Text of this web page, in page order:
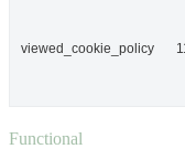
viewed_cookie_policy
Functional